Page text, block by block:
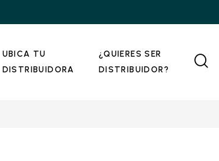
UBICA TU
DISTRIBUIDORA
¿QUIERES SER
DISTRIBUIDOR?